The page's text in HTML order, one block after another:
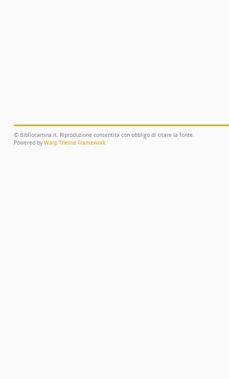
© Bibliocartina.it. Riproduzione consentita con obbligo di citare la fonte.
Powered by Warp Theme Framework